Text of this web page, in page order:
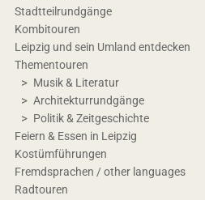
Stadtteilrundgänge
Kombitouren
Leipzig und sein Umland entdecken
Thementouren
Musik & Literatur
Architekturrundgänge
Politik & Zeitgeschichte
Feiern & Essen in Leipzig
Kostümführungen
Fremdsprachen / other languages
Radtouren